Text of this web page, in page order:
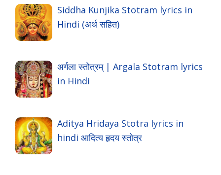
Siddha Kunjika Stotram lyrics in
Hindi (अर्थ सहित)
अर्गला स्तोत्रम् | Argala Stotram lyrics
in Hindi
Aditya Hridaya Stotra lyrics in
hindi आदित्य हृदय स्तोत्र